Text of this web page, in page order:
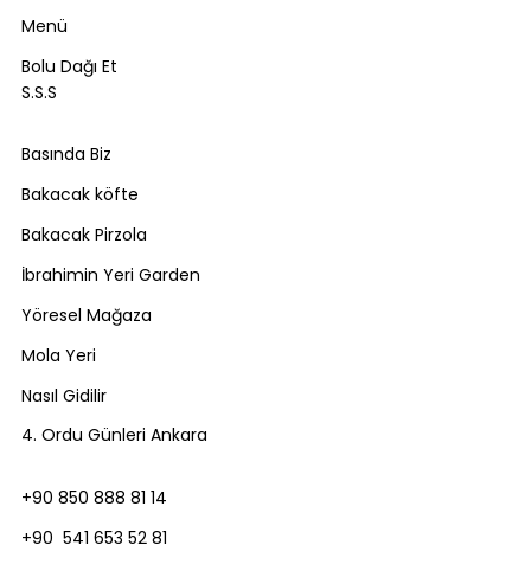
Menü
Bolu Dağı Et
S.S.S
Basında Biz
Bakacak köfte
Bakacak Pirzola
İbrahimin Yeri Garden
Yöresel Mağaza
Mola Yeri
Nasıl Gidilir
4. Ordu Günleri Ankara
+90 850 888 81 14
+90 541 653 52 81